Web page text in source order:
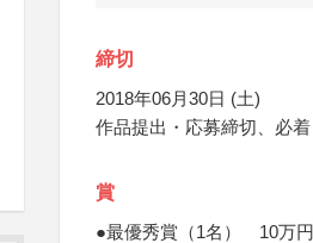
締切
2018年06月30日 (土)
作品提出・応募締切、必着
賞
●最優秀賞（1名） 10万